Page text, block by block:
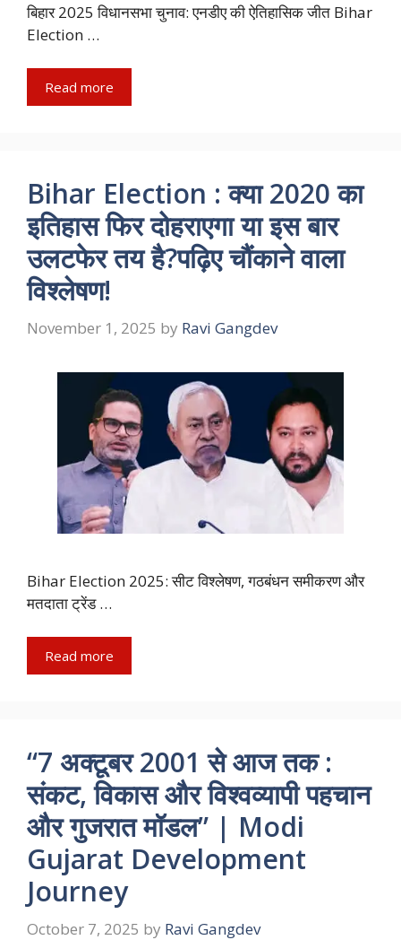
बिहार 2025 विधानसभा चुनाव: एनडीए की ऐतिहासिक जीत Bihar
Election …
Read more
Bihar Election : क्या 2020 का
इतिहास फिर दोहराएगा या इस बार
उलटफेर तय है?पढ़िए चौंकाने वाला
विश्लेषण!
November 1, 2025 by Ravi Gangdev
Bihar Election 2025: सीट विश्लेषण, गठबंधन समीकरण और
मतदाता ट्रेंड …
Read more
“7 अक्टूबर 2001 से आज तक :
संकट, विकास और विश्वव्यापी पहचान
और गुजरात मॉडल” | Modi
Gujarat Development
Journey
October 7, 2025 by Ravi Gangdev